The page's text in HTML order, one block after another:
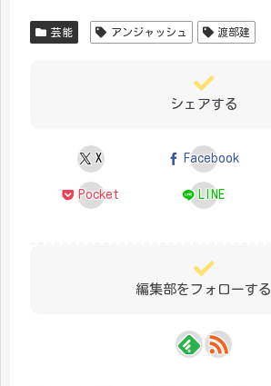
芸能 アンジャッシュ 渡部建
シェアする
X Facebook
Pocket LINE
編集部をフォローする